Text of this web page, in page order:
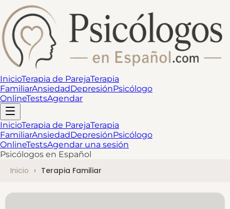
InicioTerapia de ParejaTerapia
FamiliarAnsiedadDepresiónPsicólogo
OnlineTestsAgendar
InicioTerapia de ParejaTerapia
FamiliarAnsiedadDepresiónPsicólogo
OnlineTestsAgendar una sesión
Psicólogos en Español
Inicio Terapia Familiar